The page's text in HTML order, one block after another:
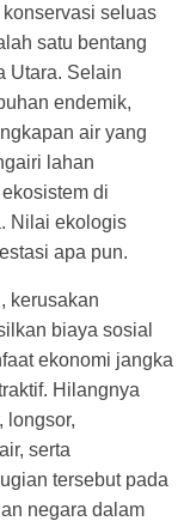
seluas
satu bentang
Utara. Selain
endemik,
air yang
lahan
di
Nilai ekologis
apa pun.
kerusakan
biaya sosial
ekonomi jangka
Hilangnya
longsor,
serta
tersebut pada
negara dalam